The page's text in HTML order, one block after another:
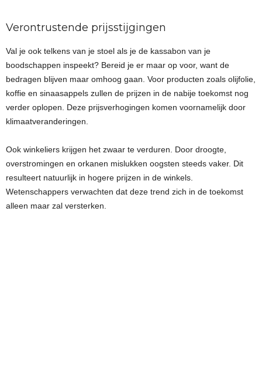
Verontrustende prijsstijgingen
Val je ook telkens van je stoel als je de kassabon van je
boodschappen inspeekt? Bereid je er maar op voor, want de
bedragen blijven maar omhoog gaan. Voor producten zoals olijfolie,
koffie en sinaasappels zullen de prijzen in de nabije toekomst nog
verder oplopen. Deze prijsverhogingen komen voornamelijk door
klimaatveranderingen.
Ook winkeliers krijgen het zwaar te verduren. Door droogte,
overstromingen en orkanen mislukken oogsten steeds vaker. Dit
resulteert natuurlijk in hogere prijzen in de winkels.
Wetenschappers verwachten dat deze trend zich in de toekomst
alleen maar zal versterken.